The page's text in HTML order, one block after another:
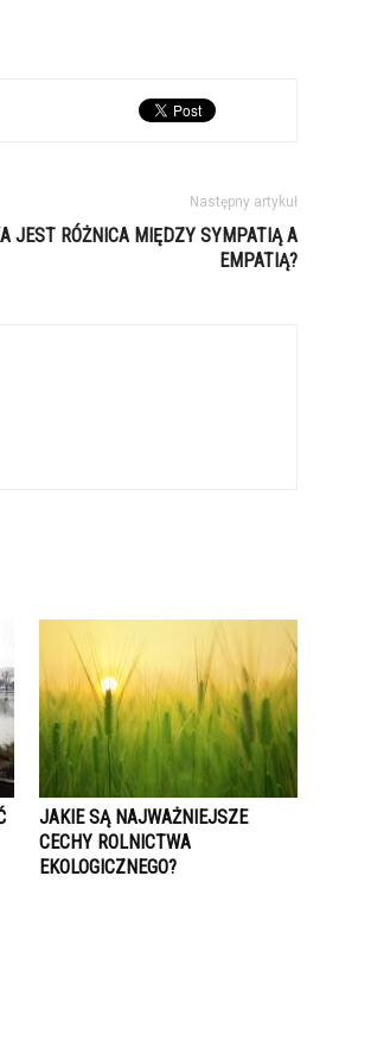
Następny artykuł
JEST RÓŻNICA MIĘDZY SYMPATIĄ A
EMPATIĄ?
JAKIE SĄ NAJWAŻNIEJSZE
CECHY ROLNICTWA
EKOLOGICZNEGO?